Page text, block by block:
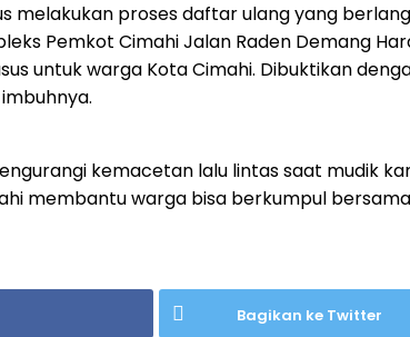
proses daftar ulang yang
Pemkot Cimahi Jalan Raden Demang
untuk warga Kota Cimahi. Dibuktikan
kemacetan lalu lintas saat mudik
membantu warga bisa berkumpul
Bagikan ke Twitter